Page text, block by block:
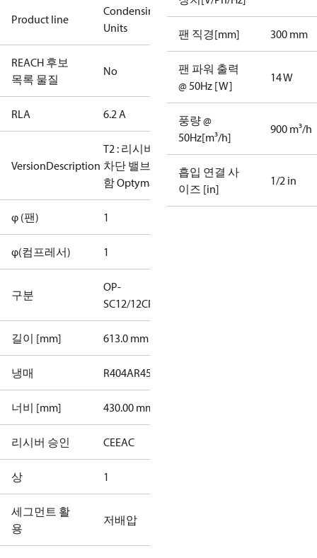
Product line
Condensing
Units
REACH 후보
목록 물질
No
RLA 6.2 A
VersionDescription
T2 : 리시버 +
차단 밸브 포
함 Optyma
φ (팬) 1
φ(컴프레서) 1
구분
OP-
SC12/12CPXT2
길이 [mm] 613.0 mm
냉매 R404AR452A
너비 [mm] 430.00 mm
리시버 승인 CEEAC
상 1
세그먼트 활
용
저배압
팬 직경[mm] 300 mm
팬 파워 출력
@ 50Hz [W]
14 W
풍량 @
50Hz[m³/h]
900 m³/h
흡입 연결 사
이즈 [in]
1/2 in